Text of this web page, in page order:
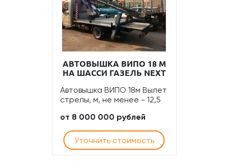
АВТОВЫШКА ВИПО 18 М
НА ШАССИ ГАЗЕЛЬ NEXT
Автовышка ВИПО 18м Вылет
стрелы, м, не менее - 12,5
от 8 000 000 рублей
Уточнить стоимость